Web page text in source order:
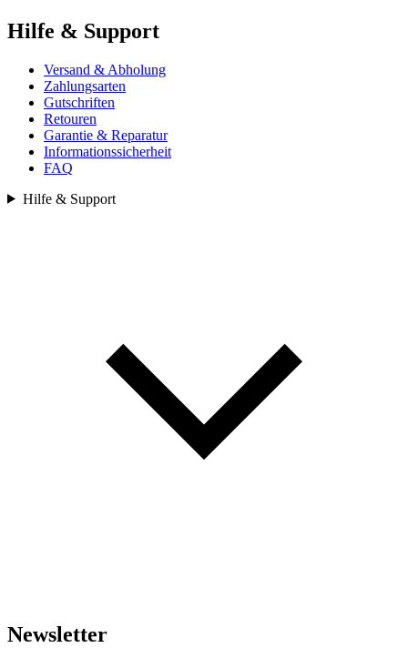
Hilfe & Support
Versand & Abholung
Zahlungsarten
Gutschriften
Retouren
Garantie & Reparatur
Informationssicherheit
FAQ
Hilfe & Support
Newsletter